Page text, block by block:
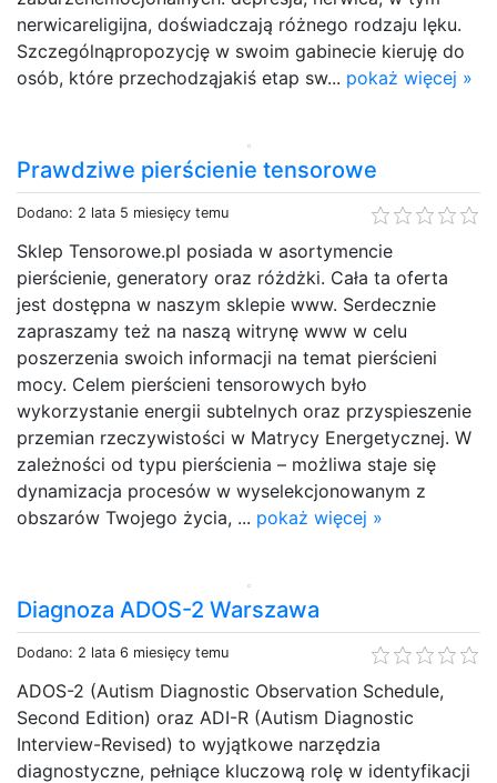
nerwicareligijna, doświadczają różnego rodzaju lęku.
Szczególnąpropozycję w swoim gabinecie kieruję do
osób, które przechodząjakiś etap sw... pokaż więcej »
Prawdziwe pierścienie tensorowe
Dodano: 2 lata 5 miesięcy temu
Sklep Tensorowe.pl posiada w asortymencie
pierścienie, generatory oraz różdżki. Cała ta oferta
jest dostępna w naszym sklepie www. Serdecznie
zapraszamy też na naszą witrynę www w celu
poszerzenia swoich informacji na temat pierścieni
mocy. Celem pierścieni tensorowych było
wykorzystanie energii subtelnych oraz przyspieszenie
przemian rzeczywistości w Matrycy Energetycznej. W
zależności od typu pierścienia – możliwa staje się
dynamizacja procesów w wyselekcjonowanym z
obszarów Twojego życia, ... pokaż więcej »
Diagnoza ADOS-2 Warszawa
Dodano: 2 lata 6 miesięcy temu
ADOS-2 (Autism Diagnostic Observation Schedule,
Second Edition) oraz ADI-R (Autism Diagnostic
Interview-Revised) to wyjątkowe narzędzia
diagnostyczne, pełniące kluczową rolę w identyfikacji